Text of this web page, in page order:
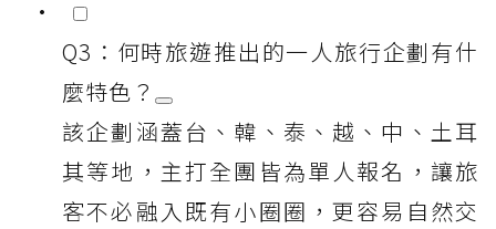
Q3：何時旅遊推出的一人旅行企劃有什
麼特色？
該企劃涵蓋台、韓、泰、越、中、土耳
其等地，主打全團皆為單人報名，讓旅
客不必融入既有小圈圈，更容易自然交